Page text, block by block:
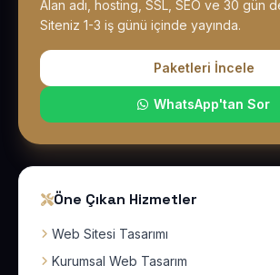
Alan adı, hosting, SSL, SEO ve 30 gün
Siteniz 1-3 iş günü içinde yayında.
Paketleri İncele
WhatsApp'tan Sor
Öne Çıkan Hizmetler
Web Sitesi Tasarımı
Kurumsal Web Tasarım